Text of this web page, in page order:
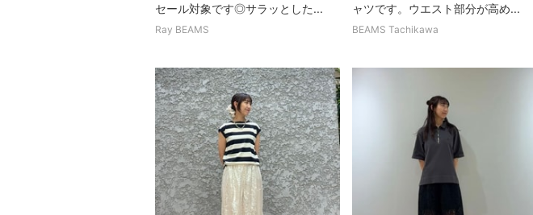
セール対象です◎サラッとした...
Ray BEAMS
ャツです。ウエスト部分が高め...
BEAMS Tachikawa